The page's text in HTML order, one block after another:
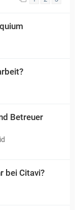
Betreuer
bei Citavi?